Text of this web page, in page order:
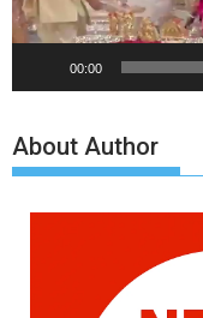
00:00
About Author